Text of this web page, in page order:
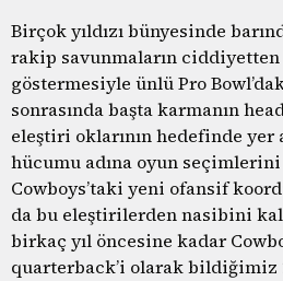
Birçok yıldızı bünyesinde
rakip savunmaların
göstermesiyle ünlü Pro
sonrasında başta karmanın
eleştiri oklarının hedefinde yer
hücumu adına oyun seçimlerini
Cowboys’taki yeni ofansif
da bu eleştirilerden nasibini
birkaç yıl öncesine kadar
quarterback’i olarak bildiğimiz